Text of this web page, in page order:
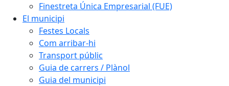
Finestreta Única Empresarial (FUE)
El municipi
Festes Locals
Com arribar-hi
Transport públic
Guia de carrers / Plànol
Guia del municipi